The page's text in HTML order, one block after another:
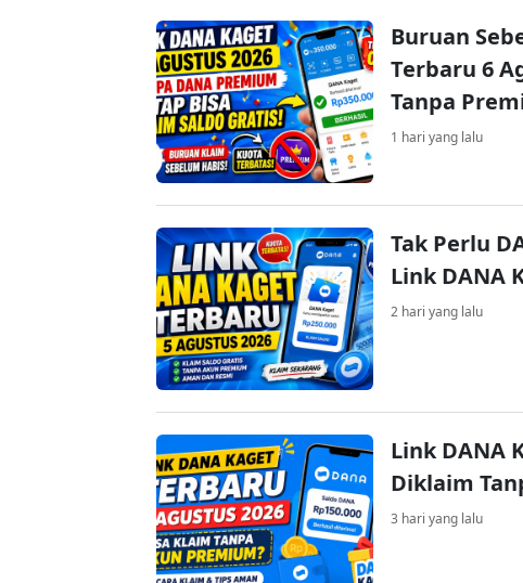
Buruan
Terbaru 6
Tanpa
1 hari yang lalu
Tak Perlu
Link DANA
2 hari yang lalu
Link DANA
Diklaim
3 hari yang lalu